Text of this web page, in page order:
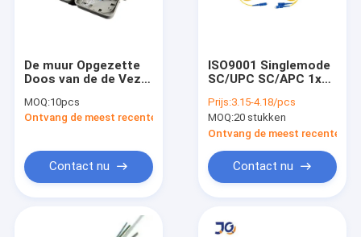
De muur Opgezette
Doos van de de Vezel
van 40dB 50dB 60dB
MOQ:10pcs
Ontvang de meest recente Prijs
Contact nu
ISO9001 Singlemode
SC/UPC SC/APC 1x2
Optische Toebehoren
Splitser
Prijs:3.15-4.18/pcs
MOQ:20 stukken
Ontvang de meest recente
Contact nu